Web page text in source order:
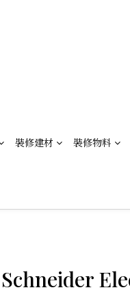
裝修建材 裝修物料
Schneider